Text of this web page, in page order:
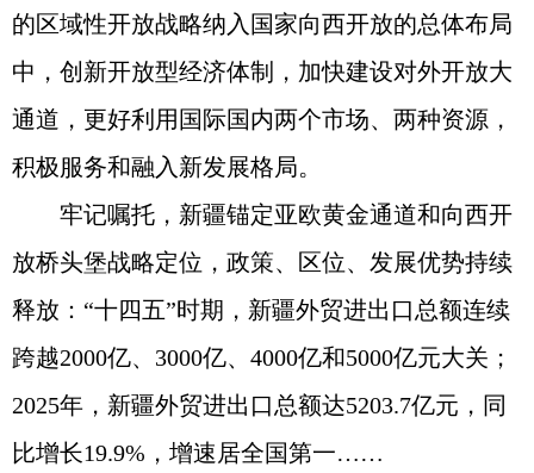
的区域性开放战略纳入国家向西开放的总体布局
中，创新开放型经济体制，加快建设对外开放大
通道，更好利用国际国内两个市场、两种资源，
积极服务和融入新发展格局。
牢记嘱托，新疆锚定亚欧黄金通道和向西开
放桥头堡战略定位，政策、区位、发展优势持续
释放：“十四五”时期，新疆外贸进出口总额连续
跨越2000亿、3000亿、4000亿和5000亿元大关；
2025年，新疆外贸进出口总额达5203.7亿元，同
比增长19.9%，增速居全国第一……